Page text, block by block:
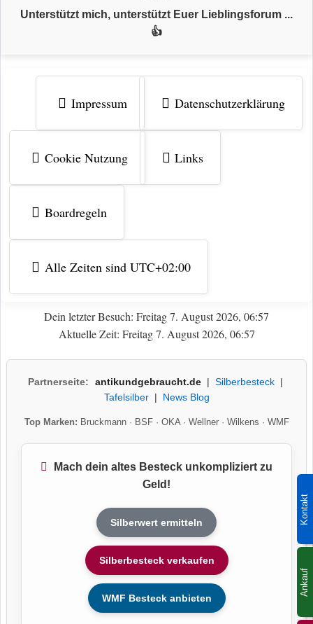
Kontakt
Ankauf
Unterstützt mich, unterstützt Euer Lieblingsforum ...
👍
Impressum Datenschutzerklärung
Cookie Nutzung Links
Boardregeln
Alle Zeiten sind UTC+02:00
Dein letzter Besuch: Freitag 7. August 2026, 06:57
Aktuelle Zeit: Freitag 7. August 2026, 06:57
Partnerseite: antikundgebraucht.de| Silberbesteck|
Tafelsilber| News Blog
Top Marken: Bruckmann· BSF· OKA· Wellner· Wilkens · WMF
Mach dein altes Besteck unkompliziert zu
Geld!
Silberwert ermitteln
Silberbesteck verkaufen
WMF Besteck anbieten